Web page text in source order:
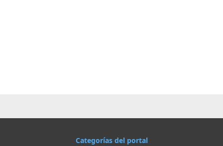
Categorías del portal